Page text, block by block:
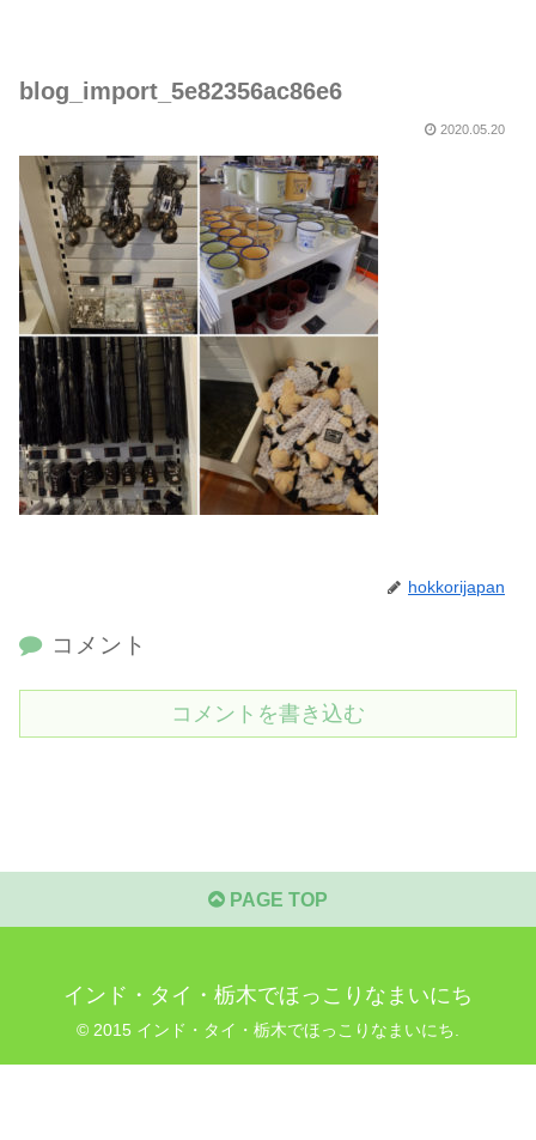
blog_import_5e82356ac86e6
2020.05.20
hokkorijapan
コメント
コメントを書き込む
PAGE TOP
インド・タイ・栃木でほっこりなまいにち
© 2015 インド・タイ・栃木でほっこりなまいにち.